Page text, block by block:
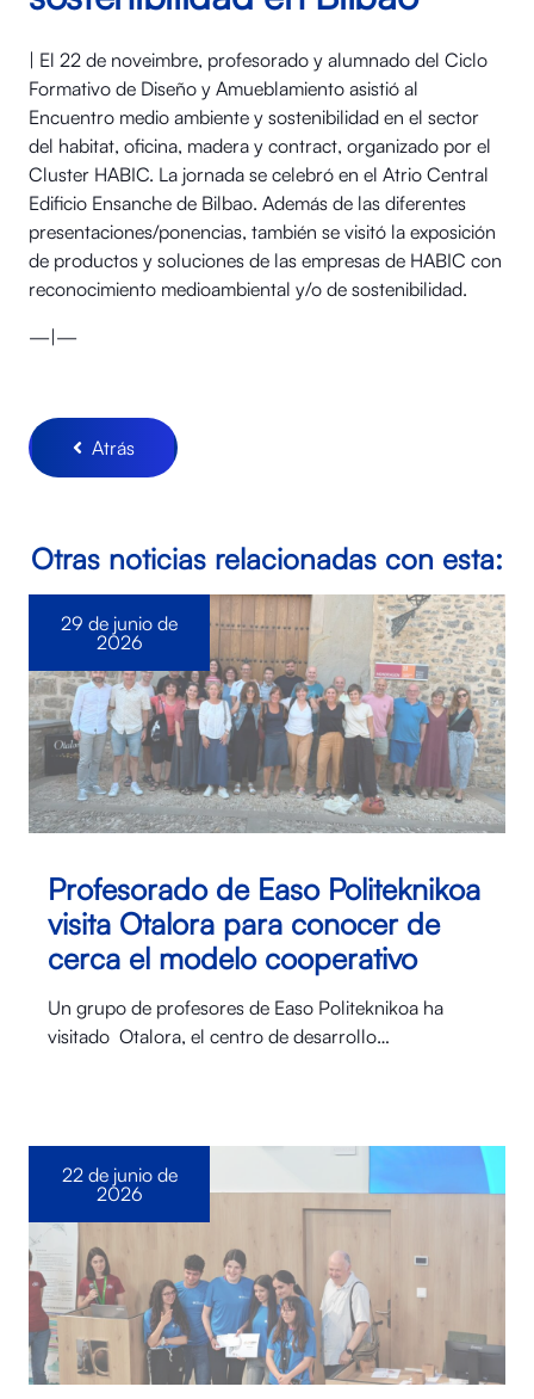
| El 22 de noveimbre, profesorado y alumnado del Ciclo
Formativo de Diseño y Amueblamiento asistió al
Encuentro medio ambiente y sostenibilidad en el sector
del habitat, oficina, madera y contract, organizado por el
Cluster HABIC. La jornada se celebró en el Atrio Central
Edificio Ensanche de Bilbao. Además de las diferentes
presentaciones/ponencias, también se visitó la exposición
de productos y soluciones de las empresas de HABIC con
reconocimiento medioambiental y/o de sostenibilidad.
—|—
Atrás
Otras noticias relacionadas con esta:
Profesorado de Easo Politeknikoa
visita Otalora para conocer de
cerca el modelo cooperativo
Un grupo de profesores de Easo Politeknikoa ha
visitado Otalora⁠, el centro de desarrollo…
29 de junio de
2026
22 de junio de
2026